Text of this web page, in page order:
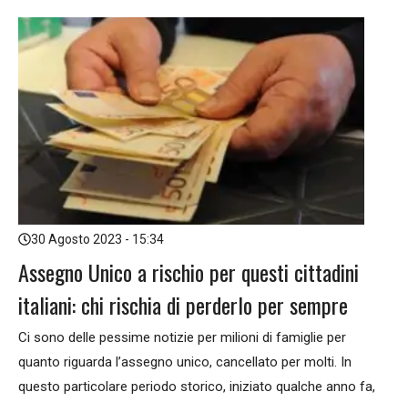
30 Agosto 2023 - 15:34
Assegno Unico a rischio per questi cittadini
italiani: chi rischia di perderlo per sempre
Ci sono delle pessime notizie per milioni di famiglie per
quanto riguarda l’assegno unico, cancellato per molti. In
questo particolare periodo storico, iniziato qualche anno fa,